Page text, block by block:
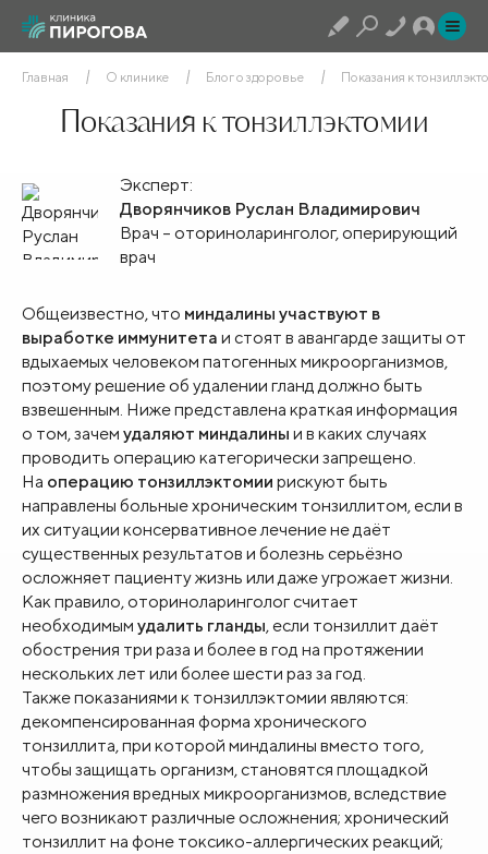
Главная О клинике Блог о здоровье Показания к
Показания к тонзиллэктомии
Эксперт:
Дворянчиков Руслан Владимирович
Врач – оториноларинголог, оперирующий
врач
Общеизвестно, что миндалины участвуют в
выработке иммунитета и стоят в авангарде защиты от
вдыхаемых человеком патогенных микроорганизмов,
поэтому решение об удалении гланд должно быть
взвешенным. Ниже представлена краткая информация
о том, зачем удаляют миндалины и в каких случаях
проводить операцию категорически запрещено.
На операцию тонзиллэктомии рискуют быть
направлены больные хроническим тонзиллитом, если в
их ситуации консервативное лечение не даёт
существенных результатов и болезнь серьёзно
осложняет пациенту жизнь или даже угрожает жизни.
Как правило, оториноларинголог считает
необходимым удалить гланды, если тонзиллит даёт
обострения три раза и более в год на протяжении
нескольких лет или более шести раз за год.
Также показаниями к тонзиллэктомии являются:
декомпенсированная форма хронического
тонзиллита, при которой миндалины вместо того,
чтобы защищать организм, становятся площадкой
размножения вредных микроорганизмов, вследствие
чего возникают различные осложнения; хронический
тонзиллит на фоне токсико-аллергических реакций;